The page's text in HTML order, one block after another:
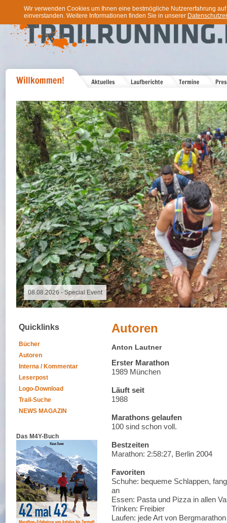
Wir verwenden Cookies um Ihnen eine bestmögliche Nutzererfahrung
einverstanden. Weitere Informationen finden Sie in unserer
08.08.2026 - Special Event
Quicklinks
Bücher
Autoren
Interna / Kommentar
Leserpost
Logo-Download
Trail-Suche
NEWS MAGAZIN
Das M4Y-Buch
Autoren
Anton Lautner
Erster Marathon
1989 München
Läuft seit
1988
Marathons gelaufen
100 sind schon voll.
Bestzeiten
Marathon: 2:58:27, Berlin 2004
Favoriten
Schuhe: bequeme Schlappen,
an
Essen: Pasta und Pizza in allen
Trinken: Freibier
Laufen: jede Art von Bergmarathon